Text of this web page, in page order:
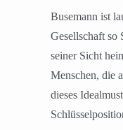
Busemann ist
Gesellschaft so
seiner Sicht
Menschen, die
dieses